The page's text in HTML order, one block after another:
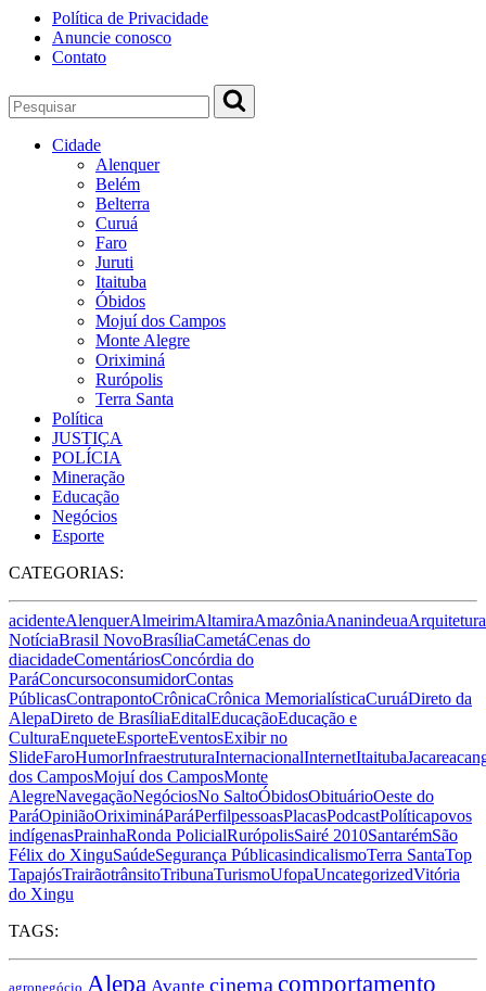
Política de Privacidade
Anuncie conosco
Contato
Cidade
Alenquer
Belém
Belterra
Curuá
Faro
Juruti
Itaituba
Óbidos
Mojuí dos Campos
Monte Alegre
Oriximiná
Rurópolis
Terra Santa
Política
JUSTIÇA
POLÍCIA
Mineração
Educação
Negócios
Esporte
CATEGORIAS:
acidenteAlenquerAlmeirimAltamiraAmazôniaAnanindeuaArquitetura
NotíciaBrasil NovoBrasíliaCametáCenas do
diacidadeComentáriosConcórdia do
ParáConcursoconsumidorContas
PúblicasContrapontoCrônicaCrônica MemorialísticaCuruáDireto da
AlepaDireto de BrasíliaEditalEducaçãoEducação e
CulturaEnqueteEsporteEventosExibir no
SlideFaroHumorInfraestruturaInternacionalInternetItaituba
dos CamposMojuí dos CamposMonte
AlegreNavegaçãoNegóciosNo SaltoÓbidosObituárioOeste do
ParáOpiniãoOriximináParáPerfilpessoasPlacasPodcastPolíticapovos
indígenasPrainhaRonda PolicialRurópolisSairé 2010SantarémSão
Félix do XinguSaúdeSegurança PúblicasindicalismoTerra SantaTop
TapajósTrairãotrânsitoTribunaTurismoUfopaUncategorizedVitória
do Xingu
TAGS:
agronegócio Alepa Avante cinema comportamento